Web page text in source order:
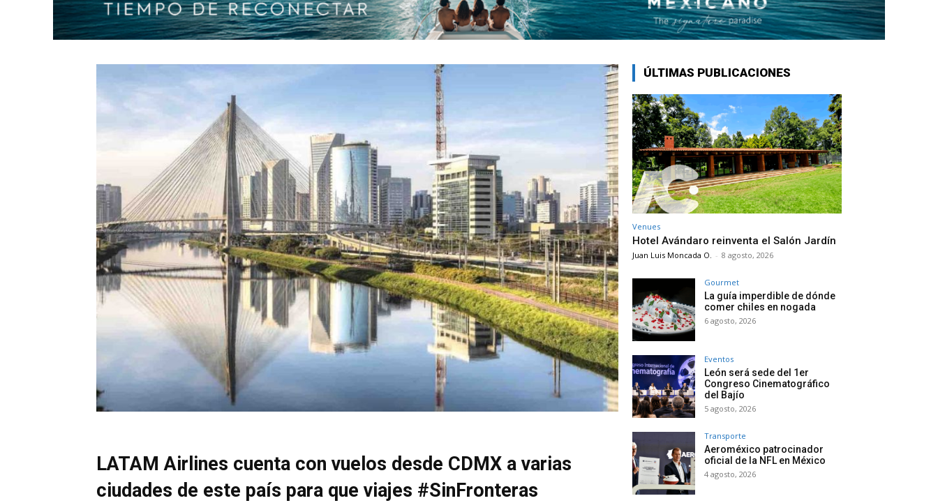
LATAM Airlines cuenta con vuelos desde CDMX a varias
ciudades de este país para que viajes #SinFronteras
ÚLTIMAS PUBLICACIONES
Venues
Hotel Avándaro reinventa el Salón Jardín
Juan Luis Moncada O. - 8 agosto, 2026
Gourmet
La guía imperdible de dónde
comer chiles en nogada
6 agosto, 2026
Eventos
León será sede del 1er
Congreso Cinematográfico
del Bajío
5 agosto, 2026
Transporte
Aeroméxico patrocinador
oficial de la NFL en México
4 agosto, 2026